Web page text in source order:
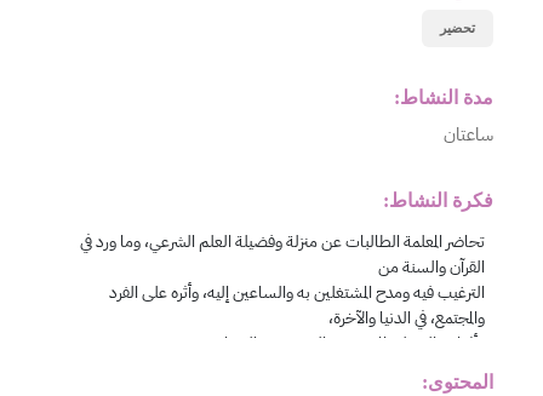
تحضير
مدة النشاط:
ساعتان
فكرة النشاط:
المحتوى: